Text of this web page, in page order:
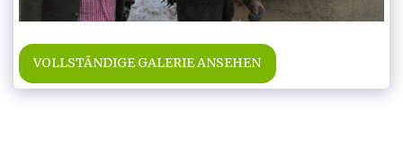
VOLLSTÄNDIGE GALERIE ANSEHEN